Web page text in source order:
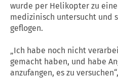
wurde per Helikopter zu
medizinisch untersucht und
geflogen.
„Ich habe noch nicht
gemacht haben, und habe
anzufangen, es zu